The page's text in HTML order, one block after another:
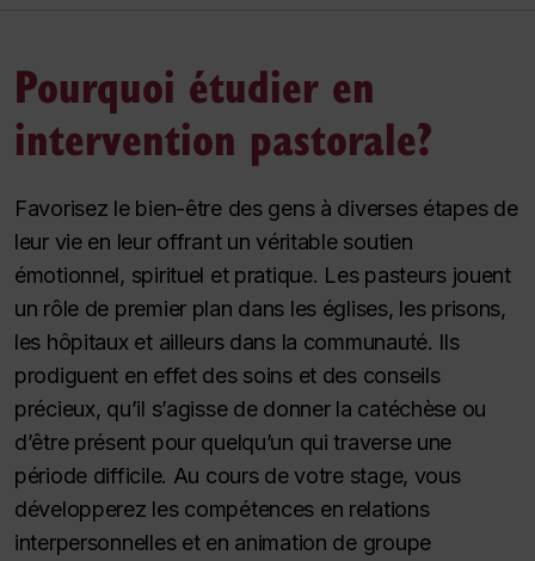
Pourquoi étudier en
intervention pastorale?
Favorisez le bien-être des gens à diverses étapes de
leur vie en leur offrant un véritable soutien
émotionnel, spirituel et pratique. Les pasteurs jouent
un rôle de premier plan dans les églises, les prisons,
les hôpitaux et ailleurs dans la communauté. Ils
prodiguent en effet des soins et des conseils
précieux, qu’il s’agisse de donner la catéchèse ou
d’être présent pour quelqu’un qui traverse une
période difficile. Au cours de votre stage, vous
développerez les compétences en relations
interpersonnelles et en animation de groupe